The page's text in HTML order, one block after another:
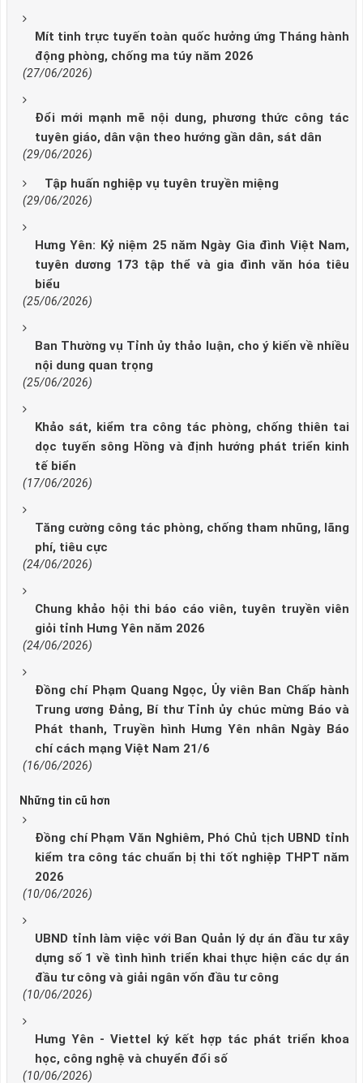
Mít tinh trực tuyến toàn quốc hưởng ứng Tháng hành
động phòng, chống ma túy năm 2026
(27/06/2026)
Đổi mới mạnh mẽ nội dung, phương thức công tác
tuyên giáo, dân vận theo hướng gần dân, sát dân
(29/06/2026)
Tập huấn nghiệp vụ tuyên truyền miệng
(29/06/2026)
Hưng Yên: Kỷ niệm 25 năm Ngày Gia đình Việt Nam,
tuyên dương 173 tập thể và gia đình văn hóa tiêu
biểu
(25/06/2026)
Ban Thường vụ Tỉnh ủy thảo luận, cho ý kiến về nhiều
nội dung quan trọng
(25/06/2026)
Khảo sát, kiểm tra công tác phòng, chống thiên tai
dọc tuyến sông Hồng và định hướng phát triển kinh
tế biển
(17/06/2026)
Tăng cường công tác phòng, chống tham nhũng, lãng
phí, tiêu cực
(24/06/2026)
Chung khảo hội thi báo cáo viên, tuyên truyền viên
giỏi tỉnh Hưng Yên năm 2026
(24/06/2026)
Đồng chí Phạm Quang Ngọc, Ủy viên Ban Chấp hành
Trung ương Đảng, Bí thư Tỉnh ủy chúc mừng Báo và
Phát thanh, Truyền hình Hưng Yên nhân Ngày Báo
chí cách mạng Việt Nam 21/6
(16/06/2026)
Những tin cũ hơn
Đồng chí Phạm Văn Nghiêm, Phó Chủ tịch UBND tỉnh
kiểm tra công tác chuẩn bị thi tốt nghiệp THPT năm
2026
(10/06/2026)
UBND tỉnh làm việc với Ban Quản lý dự án đầu tư xây
dựng số 1 về tình hình triển khai thực hiện các dự án
đầu tư công và giải ngân vốn đầu tư công
(10/06/2026)
Hưng Yên - Viettel ký kết hợp tác phát triển khoa
học, công nghệ và chuyển đổi số
(10/06/2026)